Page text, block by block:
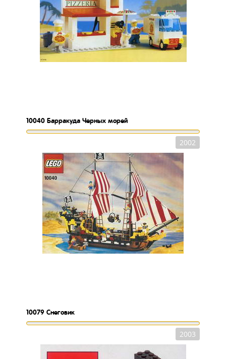
10040 Барракуда Черных морей
2002
10079 Снеговик
2003